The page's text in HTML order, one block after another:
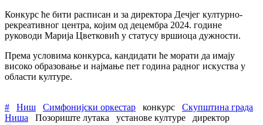
Конкурс ће бити расписан и за директора Дечјег културно-
рекреативног центра, којим од децембра 2024. године
руководи Марија Цветковић у статусу вршиоца дужности.
Према условима конкурса, кандидати ће морати да имају
високо образовање и најмање пет година радног искуства у
области културе.
# Ниш Симфонијски оркестар конкурс
Скупштина града
Ниша
Позориште лутака установе културе
директор